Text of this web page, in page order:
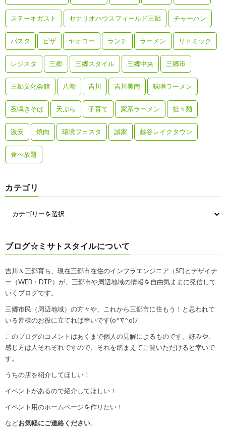
ステーキガスト セナリオハウスフィールド三郷 チャーハン
パスタ ピザ ヤオコー ランチ ラーメン リトミック
レジスタ 三郷 三郷スタイル 三郷中央 三郷市
三郷文化会館 八潮 吉川 吉川美南 味噌ラーメン
夜鳴きそば 天ぷら 子育て 家系ラーメン 担々麺
激安 焼肉 環境フェスタ 誠家 越谷レイクタウン
食べ放題
カテゴリ
ブログ☆ミサトスタイルについて
吉川＆三郷育ち、現在三郷市在住のインフラエンジニア（SE)とデザイナ
ー（WEB・DTP）が、三郷市や周辺地域の情報を自由気ままに発信して
いくブログです。
三郷市民（周辺地域）の方々や、これから三郷市に住もう！と思われて
いる皆様のお役に立てれば幸いです(o^∇^o)ﾉ
このブログのコメントはあくまで個人の見解によるものです。好みや、
感じ方は人それぞれですので、それを踏まえてご覧いただけると幸いで
す。
うちの店を紹介してほしい！
イベントがあるので紹介してほしい！
イベント用のホームページを作りたい！
などお気軽にご連絡ください。